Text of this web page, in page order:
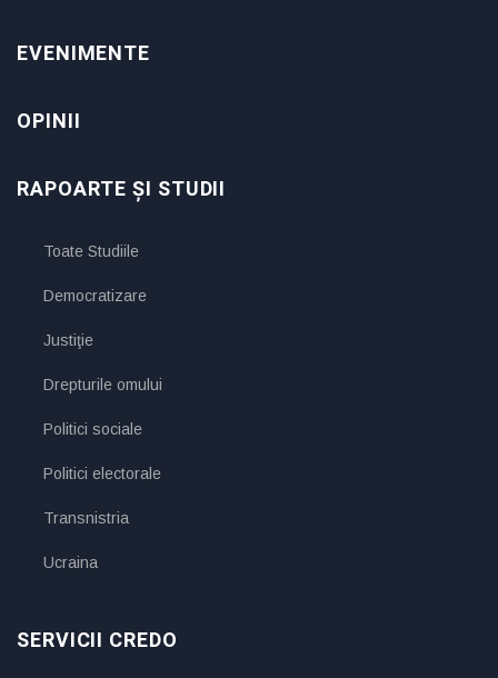
EVENIMENTE
OPINII
RAPOARTE ȘI STUDII
Toate Studiile
Democratizare
Justiţie
Drepturile omului
Politici sociale
Politici electorale
Transnistria
Ucraina
SERVICII CREDO